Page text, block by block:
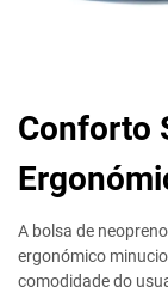
Conforto
A bolsa de
ergonómico
comodidade do